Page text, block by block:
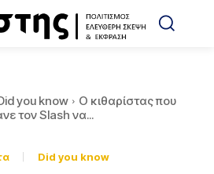
you know
Ο κιθαρίστας που
τον Slash να...
Did you know